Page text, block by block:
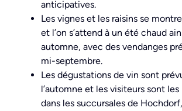
anticipatives.
Les vignes et les raisins se
et l’on s’attend à un été chaud
automne, avec des vendanges
mi-septembre.
Les dégustations de vin sont
l’automne et les visiteurs sont
dans les succursales de